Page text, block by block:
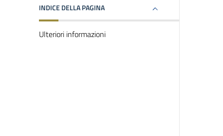
INDICE DELLA PAGINA
Ulteriori informazioni